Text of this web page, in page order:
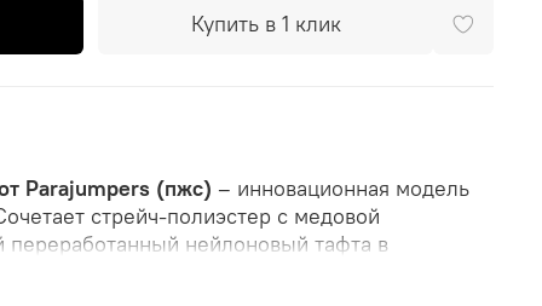
Купить в 1 клик
Parajumpers (пжс) – инновационная модель
стрейч-полиэстер с медовой
переработанный нейлоновый тафта в